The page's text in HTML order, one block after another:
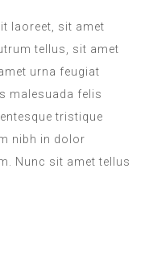
laoreet, sit amet
tellus, sit amet
urna feugiat
malesuada felis
tristique
nibh in dolor
Nunc sit amet tellus